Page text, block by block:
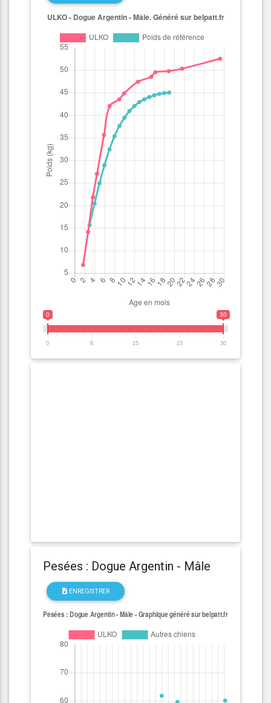
0 30
0 8 15 23 30
Pesées : Dogue Argentin - Mâle
ENREGISTRER